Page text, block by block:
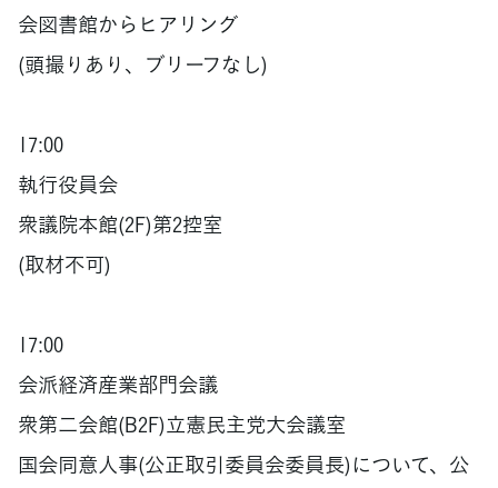
会図書館からヒアリング
(頭撮りあり、ブリーフなし)
17:00
執行役員会
衆議院本館(2F)第2控室
(取材不可)
17:00
会派経済産業部門会議
衆第二会館(B2F)立憲民主党大会議室
国会同意人事(公正取引委員会委員長)について、公